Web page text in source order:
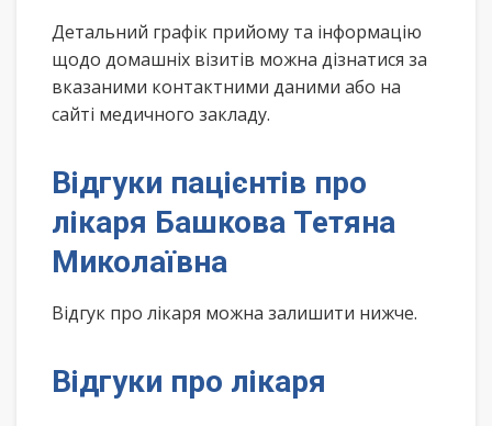
Детальний графік прийому та інформацію
щодо домашніх візитів можна дізнатися за
вказаними контактними даними або на
сайті медичного закладу.
Відгуки пацієнтів про
лікаря Башкова Тетяна
Миколаївна
Відгук про лікаря можна залишити нижче.
Відгуки про лікаря